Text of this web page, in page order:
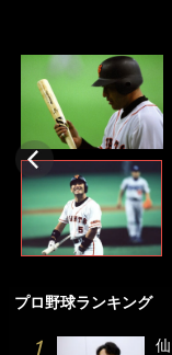
プロ野球ランキング